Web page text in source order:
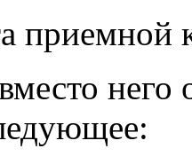
приемной
него